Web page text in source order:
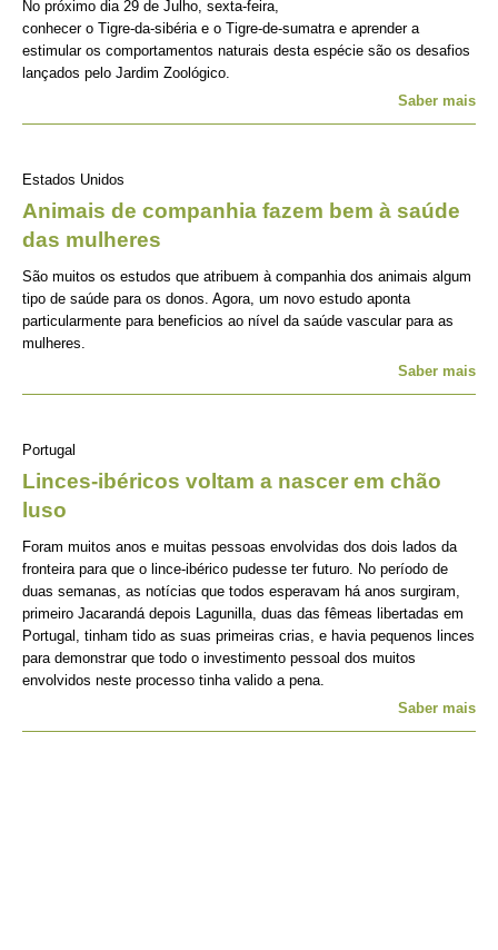
No próximo dia 29 de Julho, sexta-feira,
conhecer o Tigre-da-sibéria e o Tigre-de-sumatra e aprender a
estimular os comportamentos naturais desta espécie são os desafios
lançados pelo Jardim Zoológico.
Saber mais
Estados Unidos
Animais de companhia fazem bem à saúde
das mulheres
São muitos os estudos que atribuem à companhia dos animais algum
tipo de saúde para os donos. Agora, um novo estudo aponta
particularmente para beneficios ao nível da saúde vascular para as
mulheres.
Saber mais
Portugal
Linces-ibéricos voltam a nascer em chão
luso
Foram muitos anos e muitas pessoas envolvidas dos dois lados da
fronteira para que o lince-ibérico pudesse ter futuro. No período de
duas semanas, as notícias que todos esperavam há anos surgiram,
primeiro Jacarandá depois Lagunilla, duas das fêmeas libertadas em
Portugal, tinham tido as suas primeiras crias, e havia pequenos linces
para demonstrar que todo o investimento pessoal dos muitos
envolvidos neste processo tinha valido a pena.
Saber mais